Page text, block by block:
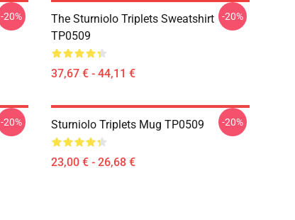
-20%
The Sturniolo Triplets Sweatshirt
TP0509
37,67 € - 44,11 €
-20%
-20% Sturniolo Triplets Mug TP0509
23,00 € - 26,68 €
-20%